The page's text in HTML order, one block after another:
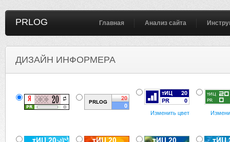
PRLOG Главная Анализ сайта
ДИЗАЙН ИНФОРМЕРА
Изменить цвет